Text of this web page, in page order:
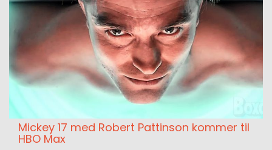
Mickey 17 med Robert Pattinson kommer til
HBO Max